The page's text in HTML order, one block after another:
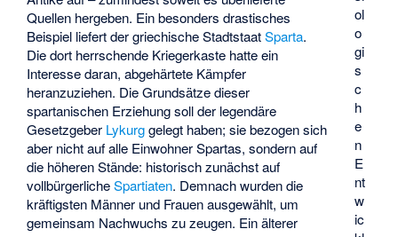
ol
o
gi
s
c
h
e
n
E
nt
w
ic
Quellen hergeben. Ein besonders drastisches
Beispiel liefert der griechische StadtstaatSparta.
Die dort herrschende Kriegerkaste hatte ein
Interesse daran, abgehärtete Kämpfer
heranzuziehen. Die Grundsätze dieser
spartanischen Erziehung soll der legendäre
Gesetzgeber Lykurggelegt haben; sie bezogen sich
aber nicht auf alle Einwohner Spartas, sondern auf
die höheren Stände: historisch zunächst auf
vollbürgerlicheSpartiaten. Demnach wurden die
kräftigsten Männer und Frauen ausgewählt, um
gemeinsam Nachwuchs zu zeugen. Ein älterer